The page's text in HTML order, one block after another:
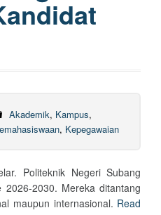
Akademik, Kampus,
, Kepegawaian
Politeknik Negeri Subang
2030. Mereka ditantang
maupun internasional. Read